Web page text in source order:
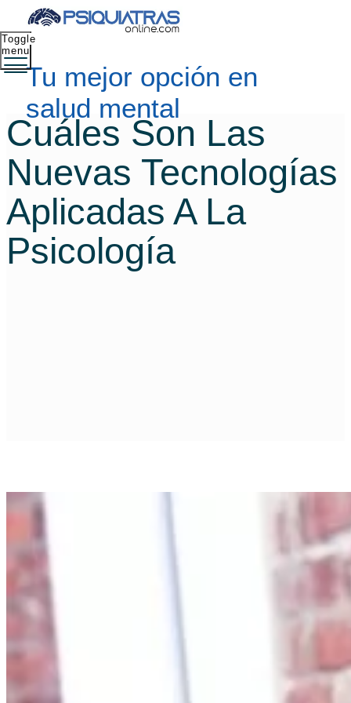
Tu mejor opción en
salud mental
Toggle
menu
Cuáles Son Las
Nuevas Tecnologías
Aplicadas A La
Psicología